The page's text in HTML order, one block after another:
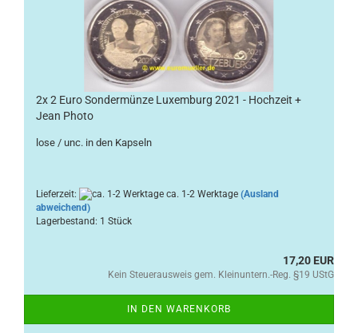
2x 2 Euro Sondermünze Luxemburg 2021 - Hochzeit +
Jean Photo
lose / unc. in den Kapseln
Lieferzeit: ca. 1-2 Werktage (Ausland
abweichend)
Lagerbestand: 1 Stück
17,20 EUR
Kein Steuerausweis gem. Kleinuntern.-Reg. §19 UStG
IN DEN WARENKORB